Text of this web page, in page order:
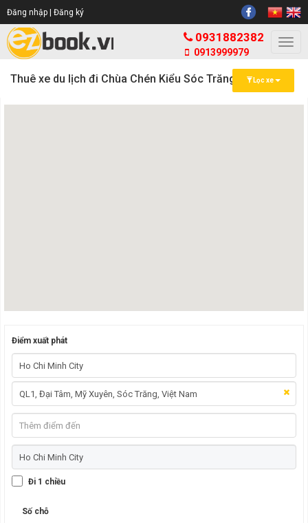
Đăng nhập | Đăng ký
0931882382
0913999979
Thuê xe du lịch đi Chùa Chén Kiểu Sóc Trăng Lọc xe
Điểm xuất phát
Đi 1 chiều
Số chỗ